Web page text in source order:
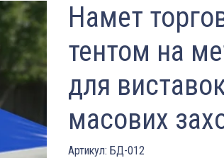
Намет
тентом на
для
масових
Артикул: БД-012